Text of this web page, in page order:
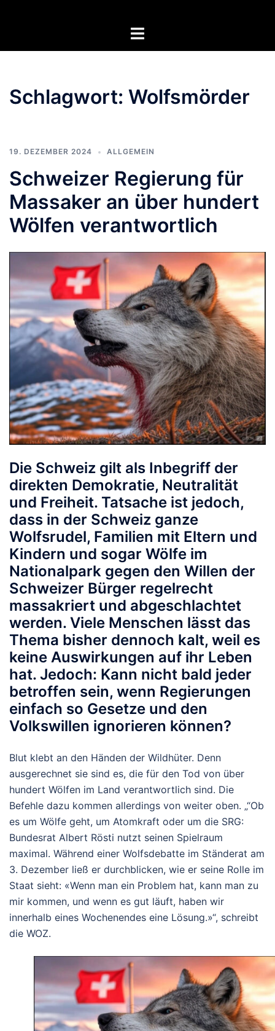
Menü
Schlagwort: Wolfsmörder
19. DEZEMBER 2024 ALLGEMEIN
Schweizer Regierung für
Massaker an über hundert
Wölfen verantwortlich
Die Schweiz gilt als Inbegriff der
direkten Demokratie, Neutralität
und Freiheit. Tatsache ist jedoch,
dass in der Schweiz ganze
Wolfsrudel, Familien mit Eltern und
Kindern und sogar Wölfe im
Nationalpark gegen den Willen der
Schweizer Bürger regelrecht
massakriert und abgeschlachtet
werden. Viele Menschen lässt das
Thema bisher dennoch kalt, weil es
keine Auswirkungen auf ihr Leben
hat. Jedoch: Kann nicht bald jeder
betroffen sein, wenn Regierungen
einfach so Gesetze und den
Volkswillen ignorieren können?
Blut klebt an den Händen der Wildhüter. Denn
ausgerechnet sie sind es, die für den Tod von über
hundert Wölfen im Land verantwortlich sind. Die
Befehle dazu kommen allerdings von weiter oben. „“Ob
es um Wölfe geht, um Atomkraft oder um die SRG:
Bundesrat Albert Rösti nutzt seinen Spielraum
maximal. Während einer Wolfsdebatte im Ständerat am
3. Dezember ließ er durchblicken, wie er seine Rolle im
Staat sieht: «Wenn man ein Problem hat, kann man zu
mir kommen, und wenn es gut läuft, haben wir
innerhalb eines Wochenendes eine Lösung.»“, schreibt
die WOZ.